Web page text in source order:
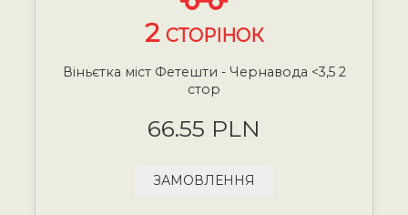
2 СТОРІНОК
Віньєтка міст Фетешти - Чернавода <3,5 2
стор
66.55 PLN
ЗАМОВЛЕННЯ